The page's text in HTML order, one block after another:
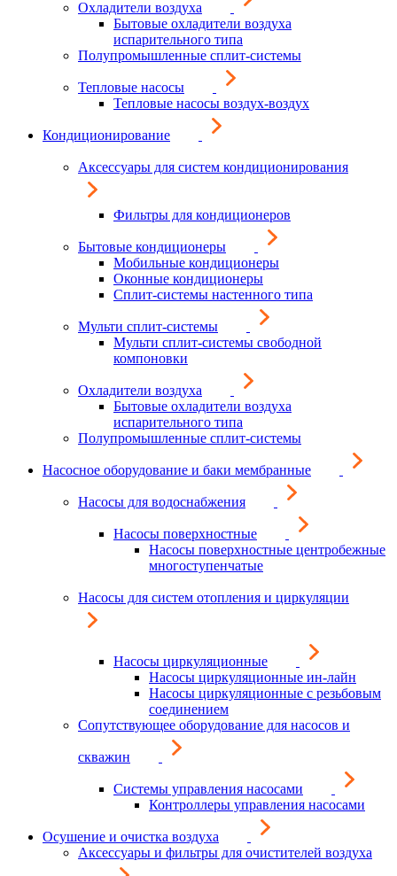
Охладители воздуха
Бытовые охладители воздуха
испарительного типа
Полупромышленные сплит-системы
Тепловые насосы
Тепловые насосы воздух-воздух
Кондиционирование
Аксессуары для систем кондиционирования
Фильтры для кондиционеров
Бытовые кондиционеры
Мобильные кондиционеры
Оконные кондиционеры
Сплит-системы настенного типа
Мульти сплит-системы
Мульти сплит-системы свободной
компоновки
Охладители воздуха
Бытовые охладители воздуха
испарительного типа
Полупромышленные сплит-системы
Насосное оборудование и баки мембранные
Насосы для водоснабжения
Насосы поверхностные
Насосы поверхностные центробежные
многоступенчатые
Насосы для систем отопления и циркуляции
Насосы циркуляционные
Насосы циркуляционные ин-лайн
Насосы циркуляционные с резьбовым
соединением
Сопутствующее оборудование для насосов и
скважин
Системы управления насосами
Контроллеры управления насосами
Осушение и очистка воздуха
Аксессуары и фильтры для очистителей воздуха